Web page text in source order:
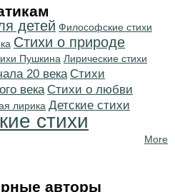
детей Философские стихи
Стихи о природе
Пушкина Лирические стихи
20 века Cтихи
века Стихи о любви
лирика Детские стихи
стихи
More
авторы